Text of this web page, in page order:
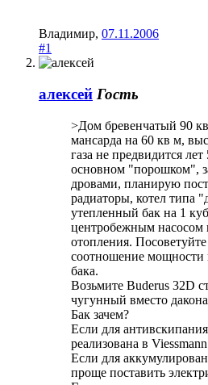
Владимир, 07.11.2006
#1
алексей Гость
>Дом бревенчатый 90
мансарда на 60 кв м,
газа не предвидится
основном "порошком",
дровами, планирую
радиаторы, котел типа
утепленный бак на 1
центробежным насосом
отопления.
соотношение мощности
бака.
Возьмите Buderus 32D
чугунный вместо
Бак зачем?
Если для
реализована в
Если для
проще поставить